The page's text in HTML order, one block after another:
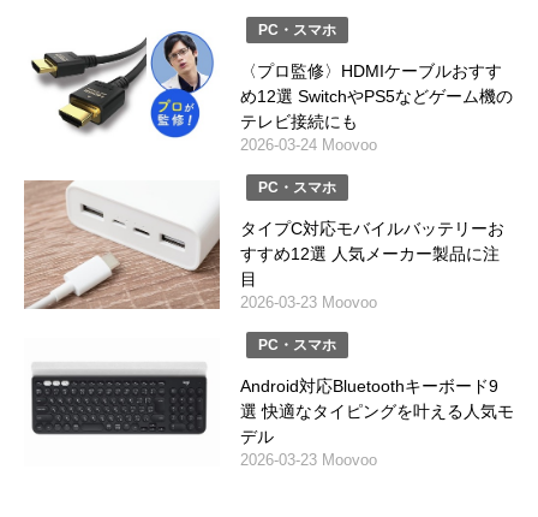
PC・スマホ
〈プロ監修〉HDMIケーブルおすす
め12選 SwitchやPS5などゲーム機の
テレビ接続にも
2026-03-24 Moovoo
PC・スマホ
タイプC対応モバイルバッテリーお
すすめ12選 人気メーカー製品に注
目
2026-03-23 Moovoo
PC・スマホ
Android対応Bluetoothキーボード9
選 快適なタイピングを叶える人気モ
デル
2026-03-23 Moovoo